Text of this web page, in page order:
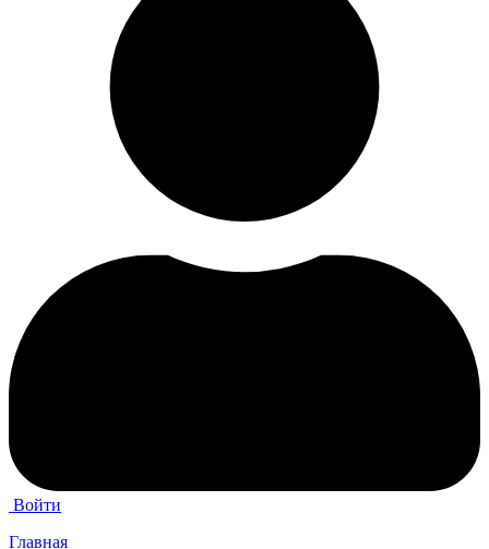
Войти
Главная